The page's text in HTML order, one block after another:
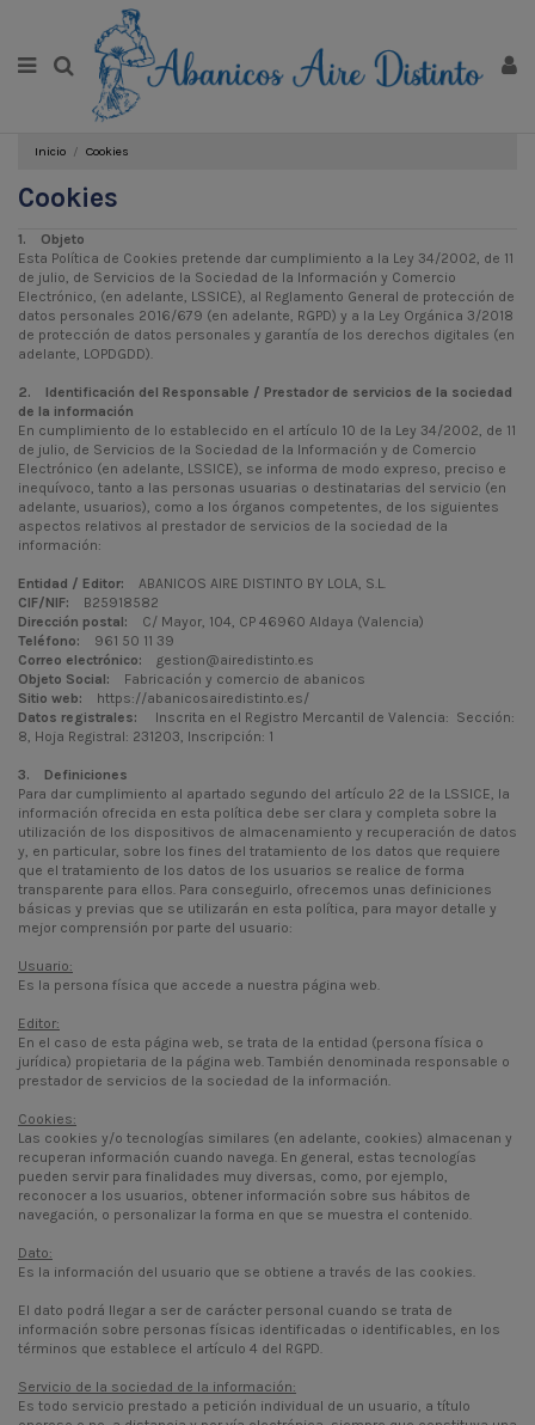
Inicio Cookies
Cookies
1. Objeto
Esta Política de Cookies pretende dar cumplimiento a la Ley 34/2002, de 11
de julio, de Servicios de la Sociedad de la Información y Comercio
Electrónico, (en adelante, LSSICE), al Reglamento General de protección de
datos personales 2016/679 (en adelante, RGPD) y a la Ley Orgánica 3/2018
de protección de datos personales y garantía de los derechos digitales (en
adelante, LOPDGDD).
2. Identificación del Responsable / Prestador de servicios de la sociedad
de la información
En cumplimiento de lo establecido en el artículo 10 de la Ley 34/2002, de 11
de julio, de Servicios de la Sociedad de la Información y de Comercio
Electrónico (en adelante, LSSICE), se informa de modo expreso, preciso e
inequívoco, tanto a las personas usuarias o destinatarias del servicio (en
adelante, usuarios), como a los órganos competentes, de los siguientes
aspectos relativos al prestador de servicios de la sociedad de la
información:
Entidad / Editor: ABANICOS AIRE DISTINTO BY LOLA, S.L.
CIF/NIF: B25918582
Dirección postal: C/ Mayor, 104, CP 46960 Aldaya (Valencia)
Teléfono: 961 50 11 39
Correo electrónico:
gestion@airedistinto.es
Objeto Social: Fabricación y comercio de abanicos
Sitio web: https://abanicosairedistinto.es/
Datos registrales: Inscrita en el Registro Mercantil de Valencia: Sección:
8, Hoja Registral: 231203, Inscripción: 1
3. Definiciones
Para dar cumplimiento al apartado segundo del artículo 22 de la LSSICE, la
información ofrecida en esta política debe ser clara y completa sobre la
utilización de los dispositivos de almacenamiento y recuperación de datos
y, en particular, sobre los fines del tratamiento de los datos que requiere
que el tratamiento de los datos de los usuarios se realice de forma
transparente para ellos. Para conseguirlo, ofrecemos unas definiciones
básicas y previas que se utilizarán en esta política, para mayor detalle y
mejor comprensión por parte del usuario:
Usuario:
Es la persona física que accede a nuestra página web.
Editor:
En el caso de esta página web, se trata de la entidad (persona física o
jurídica) propietaria de la página web. También denominada responsable o
prestador de servicios de la sociedad de la información.
Cookies:
Las cookies y/o tecnologías similares (en adelante, cookies) almacenan y
recuperan información cuando navega. En general, estas tecnologías
pueden servir para finalidades muy diversas, como, por ejemplo,
reconocer a los usuarios, obtener información sobre sus hábitos de
navegación, o personalizar la forma en que se muestra el contenido.
Dato:
Es la información del usuario que se obtiene a través de las cookies.
El dato podrá llegar a ser de carácter personal cuando se trata de
información sobre personas físicas identificadas o identificables, en los
términos que establece el artículo 4 del RGPD.
Servicio de la sociedad de la información:
Es todo servicio prestado a petición individual de un usuario, a título